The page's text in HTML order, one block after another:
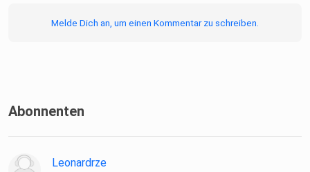
Melde Dich an, um einen Kommentar zu schreiben.
Abonnenten
Leonardrze